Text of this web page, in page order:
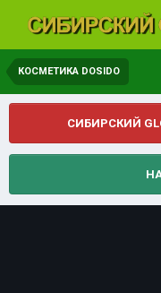
КОСМЕТИКА DOSIDO
СИБИРСКИЙ